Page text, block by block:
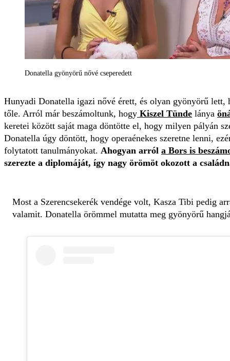
Donatella gyönyörű nővé cseperedett
Hunyadi Donatella igazi nővé érett, és olyan gyönyörű lett,
tőle. Arról már beszámoltunk, hogy Kiszel Tünde lánya
keretei között saját maga döntötte el, hogy milyen pályán
Donatella úgy döntött, hogy operaénekes szeretne lenni,
folytatott tanulmányokat. Ahogyan arról a Bors is
szerezte a diplomáját, így nagy örömöt okozott a
Most a Szerencsekerék vendége volt, Kasza Tibi pedig
valamit. Donatella örömmel mutatta meg gyönyörű